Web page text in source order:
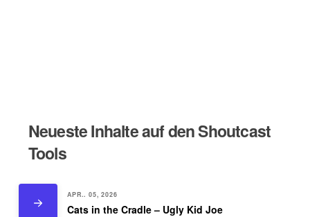
Neueste Inhalte auf den Shoutcast
Tools
APR.. 05, 2026
Cats in the Cradle – Ugly Kid Joe